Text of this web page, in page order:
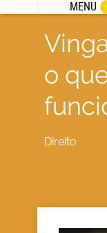
MENU
o
Direito